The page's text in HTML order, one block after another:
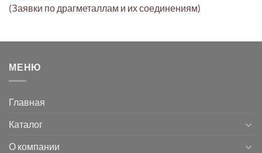
(Заявки по драгметаллам и их соединениям)
МЕНЮ
Главная
Каталог
О компании